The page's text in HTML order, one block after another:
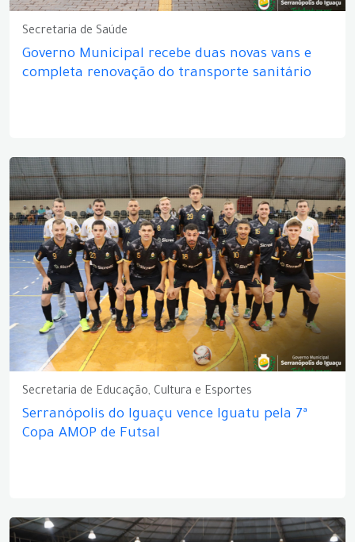
Secretaria de Saúde
Governo Municipal recebe duas novas vans e
completa renovação do transporte sanitário
Secretaria de Educação, Cultura e Esportes
Serranópolis do Iguaçu vence Iguatu pela 7ª
Copa AMOP de Futsal